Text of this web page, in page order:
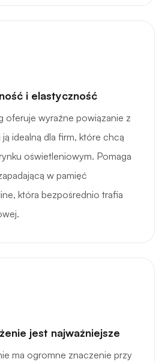
i elastyczność
oferuje wyraźne powiązanie z
idealną dla firm, które chcą
oświetleniowym. Pomaga
w pamięć
która bezpośrednio trafia
jest najważniejsze
ma ogromne znaczenie przy